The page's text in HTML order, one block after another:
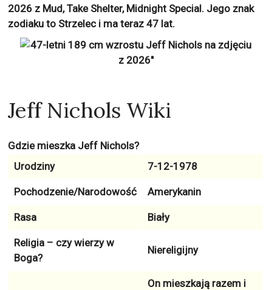
2026 z Mud, Take Shelter, Midnight Special. Jego znak
zodiaku to Strzeleci ma teraz47 lat.
Jeff Nichols Wiki
Gdzie mieszka Jeff Nichols?
Urodziny
7-12-1978
Pochodzenie/Narodowość Amerykanin
Rasa Biały
Religia – czy wierzy w
Boga?
Niereligijny
On mieszkają razem i